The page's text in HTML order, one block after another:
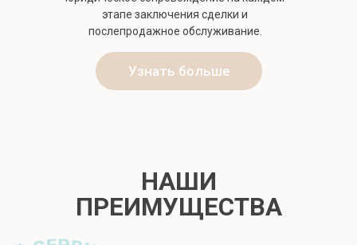
О НАС
этапе заключения сделки и
послепродажное обслуживание.
Узнать больше
НАШИ
ПРЕИМУЩЕСТВА